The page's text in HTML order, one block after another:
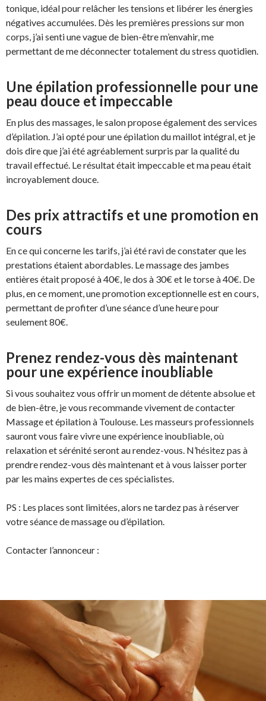
tonique, idéal pour relâcher les tensions et libérer les énergies
négatives accumulées. Dès les premières pressions sur mon
corps, j’ai senti une vague de bien-être m’envahir, me
permettant de me déconnecter totalement du stress quotidien.
Une épilation professionnelle pour une
peau douce et impeccable
En plus des massages, le salon propose également des services
d’épilation. J’ai opté pour une épilation du maillot intégral, et je
dois dire que j’ai été agréablement surpris par la qualité du
travail effectué. Le résultat était impeccable et ma peau était
incroyablement douce.
Des prix attractifs et une promotion en
cours
En ce qui concerne les tarifs, j’ai été ravi de constater que les
prestations étaient abordables. Le massage des jambes
entières était proposé à 40€, le dos à 30€ et le torse à 40€. De
plus, en ce moment, une promotion exceptionnelle est en cours,
permettant de profiter d’une séance d’une heure pour
seulement 80€.
Prenez rendez-vous dès maintenant
pour une expérience inoubliable
Si vous souhaitez vous offrir un moment de détente absolue et
de bien-être, je vous recommande vivement de contacter
Massage et épilation à Toulouse. Les masseurs professionnels
sauront vous faire vivre une expérience inoubliable, où
relaxation et sérénité seront au rendez-vous. N’hésitez pas à
prendre rendez-vous dès maintenant et à vous laisser porter
par les mains expertes de ces spécialistes.
PS : Les places sont limitées, alors ne tardez pas à réserver
votre séance de massage ou d’épilation.
Contacter l’annonceur :